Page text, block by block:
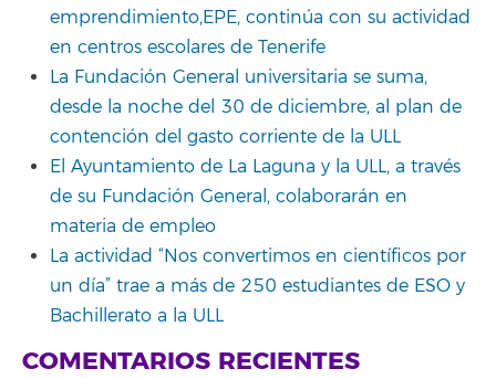
emprendimiento,EPE, continúa con su actividad
en centros escolares de Tenerife
La Fundación General universitaria se suma,
desde la noche del 30 de diciembre, al plan de
contención del gasto corriente de la ULL
El Ayuntamiento de La Laguna y la ULL, a través
de su Fundación General, colaborarán en
materia de empleo
La actividad “Nos convertimos en científicos por
un día” trae a más de 250 estudiantes de ESO y
Bachillerato a la ULL
COMENTARIOS RECIENTES